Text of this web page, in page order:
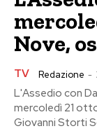
Nove,
TV Redazione -
L'Assedio con
mercoledì 21
Giovanni Storti